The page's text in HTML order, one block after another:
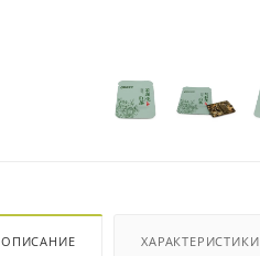
ОПИСАНИЕ ХАРАКТЕРИСТИКИ